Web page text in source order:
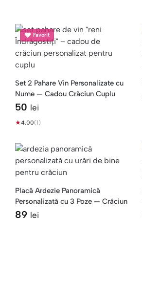
Favorit
Set 2 Pahare Vin Personalizate cu
Nume — Cadou Crăciun Cuplu
50 lei
★4.00(1)
Placă Ardezie Panoramică
Personalizată cu 3 Poze — Crăciun
89 lei